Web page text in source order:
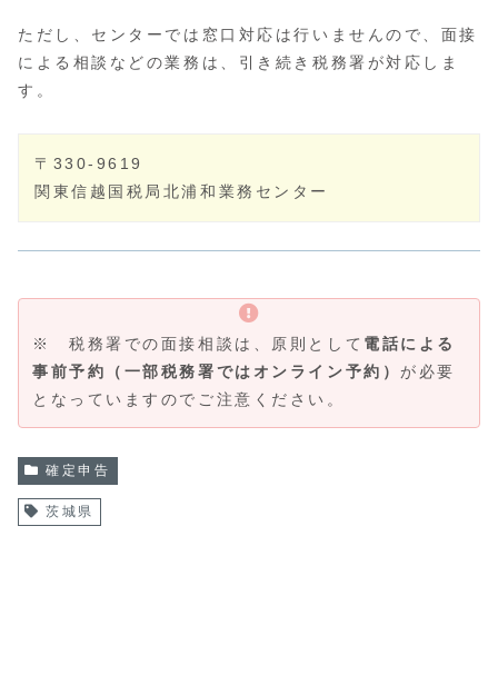
ただし、センターでは窓口対応は行いませんので、面接
による相談などの業務は、引き続き税務署が対応しま
す。
〒330-9619
関東信越国税局北浦和業務センター
※ 税務署での面接相談は、原則として 電話による
事前予約（一部税務署ではオンライン予約） が必要
となっていますのでご注意ください。
確定申告
茨城県